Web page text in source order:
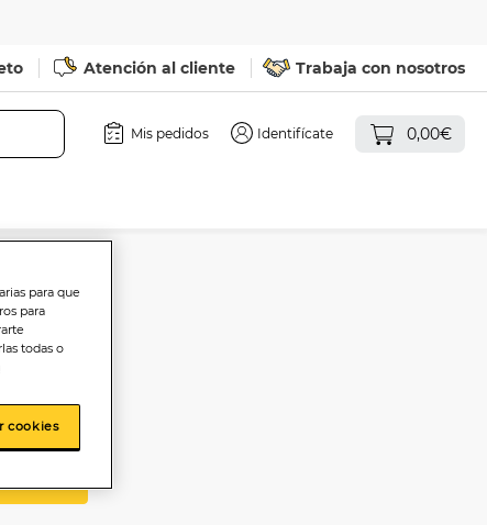
Atención al cliente Trabaja con nosotros
Mis pedidos Identifícate 0,00€
para que
para
todas o
cookies